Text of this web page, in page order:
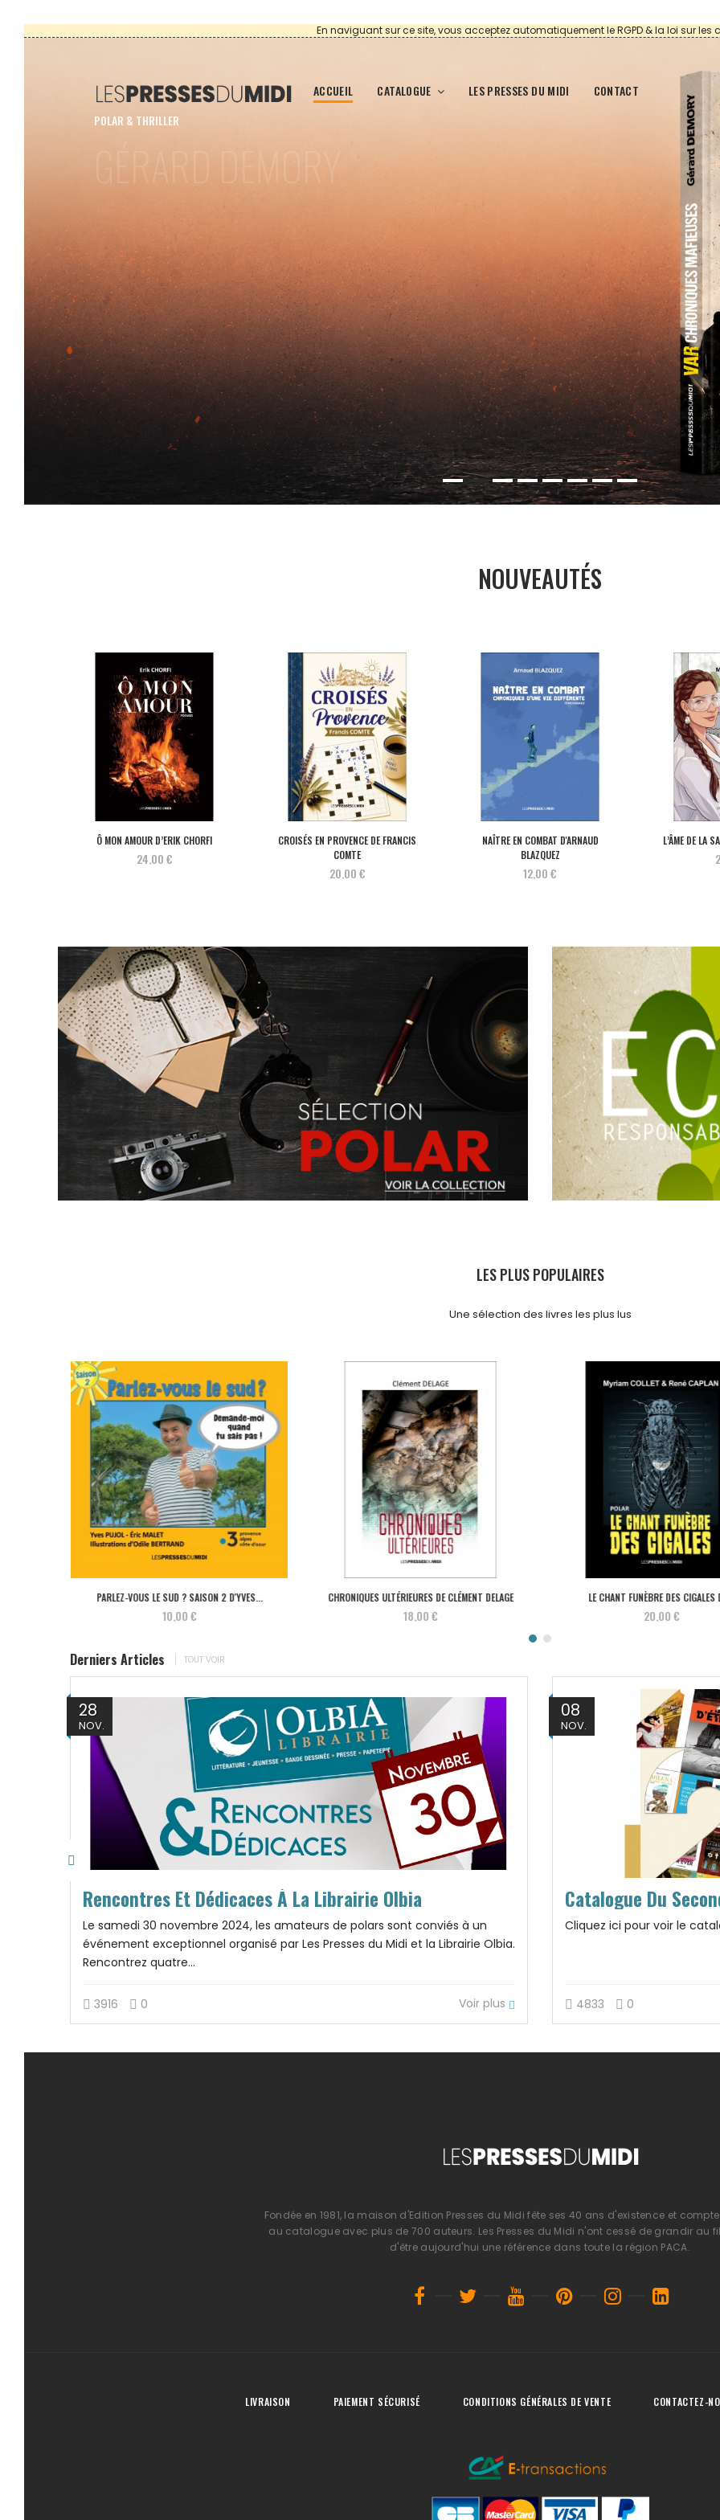
En naviguant sur ce site, vous acceptez automatiquement le RGPD & la loi sur les
ACCUEIL CATALOGUE LES PRESSES DU MIDI CONTACT
POLAR & THRILLER
GÉRARD DEMORY
VAR CHRONIQUES
MAFIEUSES
Sous le soleil du Var : quand la mafia dicte sa loi, la moindre étincelle peut devenir
déflagration.
EN SAVOIR +
NOUVEAUTÉS
Ô MON AMOUR D’ERIK CHORFI
24,00 €
CROISÉS EN PROVENCE DE FRANCIS
COMTE
20,00 €
NAÎTRE EN COMBAT D'ARNAUD
BLAZQUEZ
12,00 €
L’ÂME DE LA
LES PLUS POPULAIRES
Une sélection des livres les plus lus
PARLEZ-VOUS LE SUD ? SAISON 2 D'YVES...
10,00 €
CHRONIQUES ULTÉRIEURES DE CLÉMENT DELAGE
18,00 €
LE CHANT FUNÈBRE DES CIGALES
20,00 €
Derniers Articles TOUT VOIR
28
NOV.
Rencontres Et Dédicaces À La Librairie Olbia
Le samedi 30 novembre 2024, les amateurs de polars sont conviés à un
événement exceptionnel organisé par Les Presses du Midi et la Librairie Olbia.
Rencontrez quatre...
3916 0 Voir plus
08
NOV.
Catalogue Du
Cliquez ici pour voir le
4833 0
Fondée en 1981, la maison d'Edition Presses du Midi fête ses 40 ans d'existence et
au catalogue avec plus de 700 auteurs. Les Presses du Midi n'ont cessé de grandir au
d'être aujourd'hui une référence dans toute la région PACA.
LIVRAISON PAIEMENT SÉCURISÉ CONDITIONS GÉNÉRALES DE VENTE CONTACTEZ-